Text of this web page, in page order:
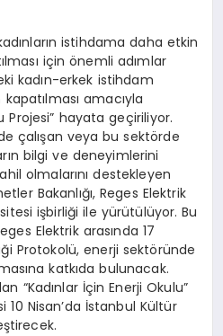
istihdama daha etkin
için önemli adımlar
kadın-erkek istihdam
kapatılması amacıyla
Projesi” hayata geçiriliyor.
çalışan veya bu sektörde
bilgi ve deneyimlerini
olmalarını destekleyen
Bakanlığı, Reges Elektrik
işbirliği ile yürütülüyor. Bu
Elektrik arasında 17
Protokolü, enerji sektöründe
katkıda bulunacak.
“Kadınlar İçin Enerji Okulu”
Nisan’da İstanbul Kültür